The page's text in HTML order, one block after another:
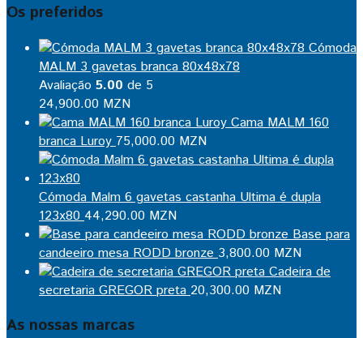
Os preferidos
Cómoda
MALM 3 gavetas branca 80x48x78
Avaliação 5.00 de 5
24,900.00 MZN
Cama MALM 160
branca Luroy 75,000.00 MZN
Cómoda Malm 6 gavetas castanha Ultima é dupla
123x80 44,290.00 MZN
Base para
candeeiro mesa RODD bronze 3,800.00 MZN
Cadeira de
secretaria GREGOR preta 20,300.00 MZN
As nossas marcas